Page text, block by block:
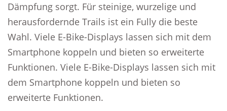
Dämpfung sorgt. Für steinige, wurzelige und
herausfordernde Trails ist ein Fully die beste
Wahl. Viele E-Bike-Displays lassen sich mit dem
Smartphone koppeln und bieten so erweiterte
Funktionen. Viele E-Bike-Displays lassen sich mit
dem Smartphone koppeln und bieten so
erweiterte Funktionen.